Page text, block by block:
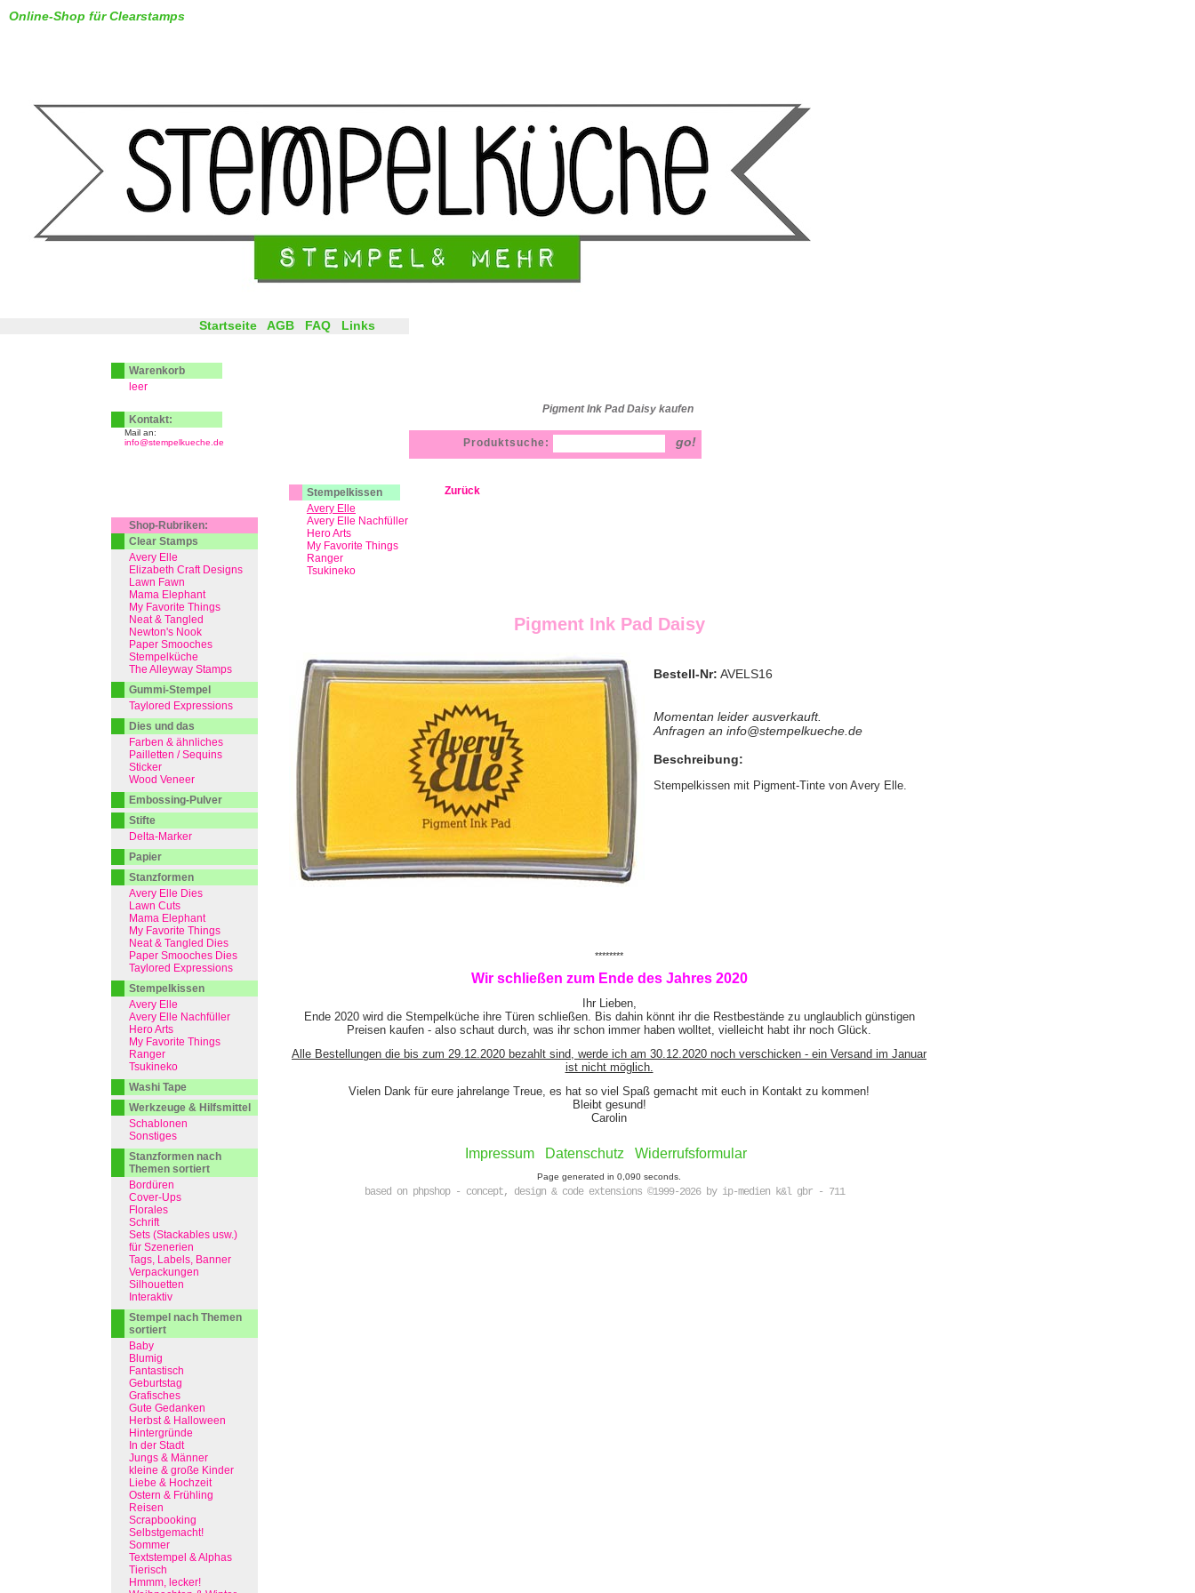
Pigment Ink Pad Daisy kaufen
Online-Shop für Clearstamps
Stempelkissen
Avery Elle
Avery Elle Nachfüller
Hero Arts
My Favorite Things
Ranger
Tsukineko
Zurück
Pigment Ink Pad Daisy
Bestell-Nr: AVELS16
Momentan leider ausverkauft.
Anfragen an info@stempelkueche.de
Beschreibung:
Stempelkissen mit Pigment-Tinte von Avery Elle.
********
Wir schließen zum Ende des Jahres 2020
Ihr Lieben,
Ende 2020 wird die Stempelküche ihre Türen schließen. Bis dahin könnt ihr die Restbestände zu unglaublich günstigen
Preisen kaufen - also schaut durch, was ihr schon immer haben wolltet, vielleicht habt ihr noch Glück.
Alle Bestellungen die bis zum 29.12.2020 bezahlt sind, werde ich am 30.12.2020 noch verschicken - ein Versand im Januar
ist nicht möglich.
Vielen Dank für eure jahrelange Treue, es hat so viel Spaß gemacht mit euch in Kontakt zu kommen!
Bleibt gesund!
Carolin
Impressum Datenschutz Widerrufsformular
Page generated in 0,090 seconds.
based on phpshop - concept, design & code extensions ©1999-2026 by ip-medien k&l gbr - 711
Startseite AGB FAQ Links
Produktsuche:
Warenkorb
leer
Kontakt:
Mail an:
info@stempelkueche.de
Shop-Rubriken:
Clear Stamps
Avery Elle
Elizabeth Craft Designs
Lawn Fawn
Mama Elephant
My Favorite Things
Neat & Tangled
Newton's Nook
Paper Smooches
Stempelküche
The Alleyway Stamps
Gummi-Stempel
Taylored Expressions
Dies und das
Farben & ähnliches
Pailletten / Sequins
Sticker
Wood Veneer
Embossing-Pulver
Stifte
Delta-Marker
Papier
Stanzformen
Avery Elle Dies
Lawn Cuts
Mama Elephant
My Favorite Things
Neat & Tangled Dies
Paper Smooches Dies
Taylored Expressions
Stempelkissen
Avery Elle
Avery Elle Nachfüller
Hero Arts
My Favorite Things
Ranger
Tsukineko
Washi Tape
Werkzeuge & Hilfsmittel
Schablonen
Sonstiges
Stanzformen nach
Themen sortiert
Bordüren
Cover-Ups
Florales
Schrift
Sets (Stackables usw.)
für Szenerien
Tags, Labels, Banner
Verpackungen
Silhouetten
Interaktiv
Stempel nach Themen
sortiert
Baby
Blumig
Fantastisch
Geburtstag
Grafisches
Gute Gedanken
Herbst & Halloween
Hintergründe
In der Stadt
Jungs & Männer
kleine & große Kinder
Liebe & Hochzeit
Ostern & Frühling
Reisen
Scrapbooking
Selbstgemacht!
Sommer
Textstempel & Alphas
Tierisch
Hmmm, lecker!